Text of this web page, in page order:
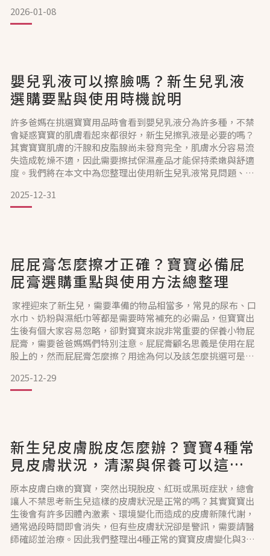
事相信有許多爸媽會想要每天都幫寶寶洗澡，但每次進浴室都
會擔心沒注意到水溫、水深而讓寶寶感到不舒服。所以我們列
2026-01-08
嬰兒乳液可以擦臉嗎？新生兒乳液
選購要點與使用時機說明
許多爸媽在挑選寶寶用品時會看到嬰兒乳液分為許多種，不禁
會疑惑寶寶的肌膚看起來都很好，新生兒擦乳液是必要的嗎？
其實寶寶肌膚的汗腺和皮脂腺尚未發育完全，肌膚水分容易流
失造成乾燥不適，因此需要擦拭保濕產品才能保持柔嫩與舒適
度。我們將在本文中為您整理出使用新生兒乳液常見問題、挑
況！新生兒可以擦乳液嗎？寶寶擦乳液的重要性剛出生的寶寶
就要開始保養了嗎？答案是需要。實際上寶寶的皮膚厚度僅有
2025-12-31
屁屁膏怎麼擦才正確？寶寶必備屁
屁膏選購重點與使用方法總整理
家裡迎來了新生兒，需要準備的物品相當多，常見的尿布、口
水巾、奶粉與濕紙巾等都是需要時常補充的必需品，但寶寶出
生後有個大家容易忽略，卻對寶寶來說非常重要的保養小物屁
屁膏，需要爸爸媽媽們特別注意。屁屁膏顧名思義是使用在屁
股上的，然而屁屁膏怎麼擦？用途為何以及該怎麼挑選可是大
使用方法吧！為什麼要使用屁屁膏？屁屁膏用途與重要性介紹
新生兒的肌膚相當嬌嫩脆弱，長時間穿著尿布不僅悶熱容易流
2025-12-29
新生兒皮膚脫皮怎麼辦？寶寶4種常
見皮膚狀況，清潔與保養可以這樣
做
原本皮膚白嫩的寶寶，突然出現脫皮、紅斑或黑斑症狀，總會
讓人不禁思考新生兒這樣的皮膚狀況是正常的嗎？其實寶寶出
生後會有許多因體內激素、環境變化而造成的皮膚新陳代謝，
通常過段時間即會消失，但有些皮膚狀況卻是警訊，需要請醫
師確認並治療。因此我們整理出4種正常的寶寶皮膚變化與3種